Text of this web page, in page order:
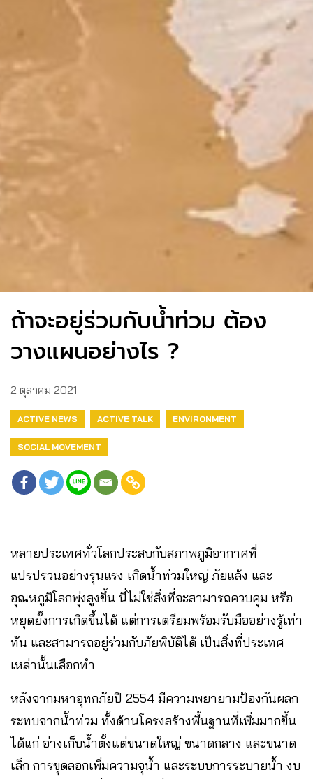
ถ้าจะอยู่ร่วมกับน้ำท่วม ต้อง
วางแผนอย่างไร ?
2 ตุลาคม 2021
ACTIVE NEWS ACTIVE TALK ENVIRONMENT
SOCIAL MOVEMENT
หลายประเทศทั่วโลกประสบกับสภาพภูมิอากาศที่
แปรปรวนอย่างรุนแรง เกิดน้ำท่วมใหญ่ ภัยแล้ง และ
อุณหภูมิโลกพุ่งสูงขึ้น นี่ไม่ใช่สิ่งที่จะสามารถควบคุม หรือ
หยุดยั้งการเกิดขึ้นได้ แต่การเตรียมพร้อมรับมืออย่างรู้เท่า
ทัน และสามารถอยู่ร่วมกับภัยพิบัติได้ เป็นสิ่งที่ประเทศ
เหล่านั้นเลือกทำ
หลังจากมหาอุทกภัยปี 2554 มีความพยายามป้องกันผลก
ระทบจากน้ำท่วม ทั้งด้านโครงสร้างพื้นฐานที่เพิ่มมากขึ้น
ได้แก่ อ่างเก็บน้ำตั้งแต่ขนาดใหญ่ ขนาดกลาง และขนาด
เล็ก การขุดลอกเพิ่มความจุน้ำ และระบบการระบายน้ำ งบ